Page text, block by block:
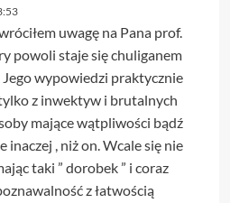
uwagę na Pana prof.
powoli staje się chuliganem
Jego wypowiedzi praktycznie
z inwektyw i brutalnych
mające wątpliwości bądź
inaczej , niż on. Wcale się nie
taki ” dorobek ” i coraz
z łatwością